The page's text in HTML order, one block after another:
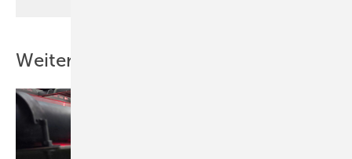
Weitere Inhalte